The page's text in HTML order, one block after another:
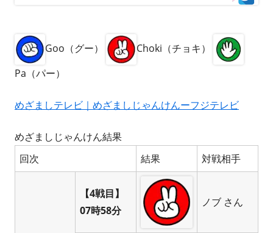
Goo（グー）
Choki（チョキ）
Pa（パー）
めざましテレビ｜めざましじゃんけんーフジテレビ
めざましじゃんけん結果
回次
結果 対戦相手
【4戦目】
07時58分
ノブ さん